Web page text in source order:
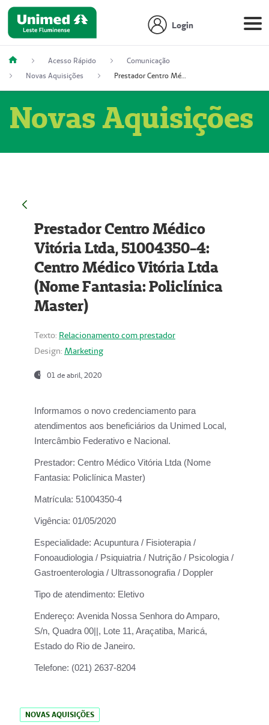
Login
Acesso Rápido
Comunicação
Novas Aquisições
Prestador Centro Médico Vitória Ltda, 51004350-4: Centro Médico Vitória Ltda (Nome Fantasia: Policlínica Master)
Novas Aquisições
Prestador Centro Médico
Vitória Ltda, 51004350-4:
Centro Médico Vitória Ltda
(Nome Fantasia: Policlínica
Master)
Texto: Relacionamento com prestador
Design: Marketing
01 de abril, 2020
Informamos o novo credenciamento para
atendimentos aos beneficiários da Unimed Local,
Intercâmbio Federativo e Nacional.
Prestador: Centro Médico Vitória Ltda (Nome
Fantasia: Policlínica Master)
Matrícula: 51004350-4
Vigência: 01/05/2020
Especialidade: Acupuntura / Fisioterapia /
Fonoaudiologia / Psiquiatria / Nutrição / Psicologia /
Gastroenterologia / Ultrassonografia / Doppler
Tipo de atendimento: Eletivo
Endereço: Avenida Nossa Senhora do Amparo,
S/n, Quadra 00||, Lote 11, Araçatiba, Maricá,
Estado do Rio de Janeiro.
Telefone: (021) 2637-8204
NOVAS AQUISIÇÕES